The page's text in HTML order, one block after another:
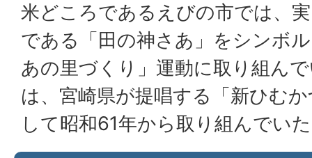
米どころであるえびの市では、
である「田の神さあ」をシンボ
あの里づくり」運動に取り組ん
は、宮崎県が提唱する「新ひむ
して昭和61年から取り組んでい